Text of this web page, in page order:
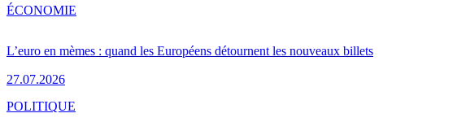
L’euro en mèmes : quand les Européens détournent les nouveaux billets
27.07.2026
ÉCONOMIE
POLITIQUE